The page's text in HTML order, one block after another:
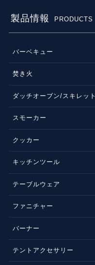
製品情報 PRODUCTS
バーベキュー
焚き火
ダッチオーブン/スキレット
スモーカー
クッカー
キッチンツール
テーブルウェア
ファニチャー
バーナー
テントアクセサリー